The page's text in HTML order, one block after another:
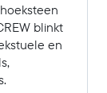
blinkt
en